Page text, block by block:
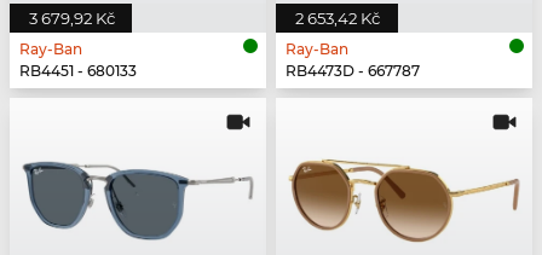
3 679,92 Kč
Ray-Ban
RB4451 - 680133
2 653,42 Kč
Ray-Ban
RB4473D - 667787